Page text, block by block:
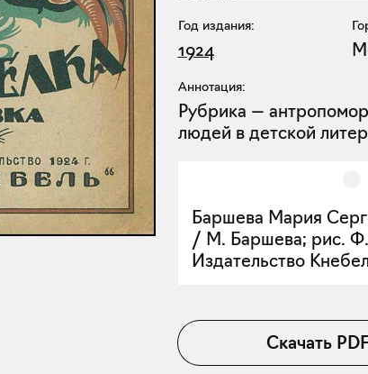
Год издания:
1924
Аннотация:
Рубрика —
людей в детской
Баршева Мария
/ М. Баршева; рис.
Издательство
Скачать